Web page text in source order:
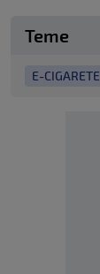
Teme
E-CIGARETE